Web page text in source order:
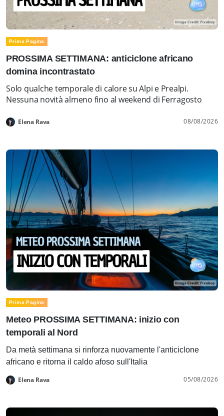
Prima Pagina
PROSSIMA SETTIMANA: anticiclone africano
domina incontrastato
Solo qualche temporale di calore su Alpi e Prealpi.
Nessuna novità almeno fino al weekend di Ferragosto
Elena Rava 08/08/2026
Prima Pagina
Meteo PROSSIMA SETTIMANA: inizio con
temporali al Nord
Da metà settimana si rinforza nuovamente l'anticiclone
africano e ritorna il caldo afoso sull'Italia
Elena Rava 05/08/2026